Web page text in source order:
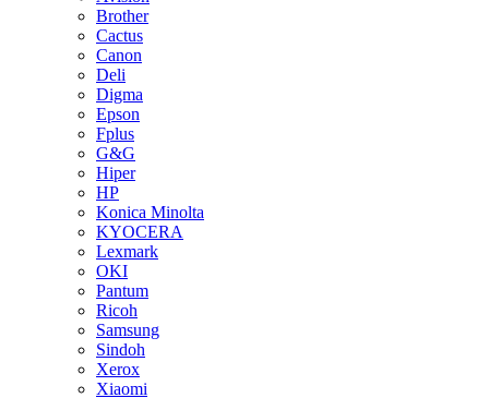
Brother
Cactus
Canon
Deli
Digma
Epson
Fplus
G&G
Hiper
HP
Konica Minolta
KYOCERA
Lexmark
OKI
Pantum
Ricoh
Samsung
Sindoh
Xerox
Xiaomi